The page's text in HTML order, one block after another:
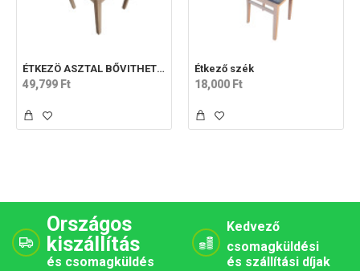
ÉTKEZÖ ASZTAL BŐVITHETŐ ASZTALLAPPAL
49,799 Ft
Étkező szék
18,000 Ft
Országos
kiszállítás
és csomagküldés
Kedvező
csomagküldési
és szállítási díjak